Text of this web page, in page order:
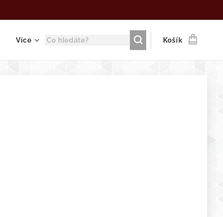
Více Košík